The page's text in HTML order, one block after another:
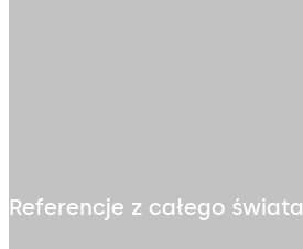
Referencje z całego świata